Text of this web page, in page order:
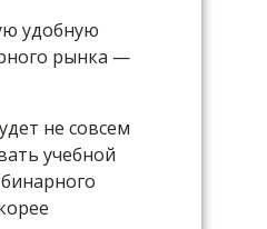
удобную
рынка —
не совсем
учебной